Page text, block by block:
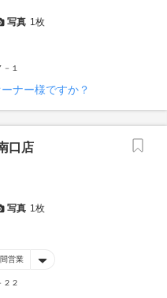
写真 1枚
１
ナー様ですか？
口店
写真 1枚
営業
２２